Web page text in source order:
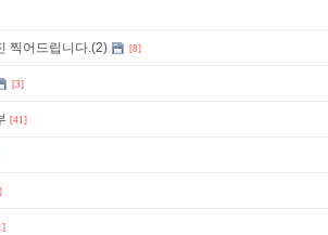
찍어드립니다.(2) [8]
[3]
[41]